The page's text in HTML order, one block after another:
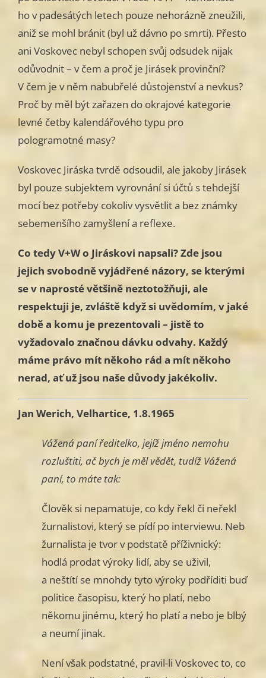
ho v padesátých letech pouze nehorázně zneužili,
aniž se mohl bránit (byl už dávno po smrti). Přesto
ani Voskovec nebyl schopen svůj odsudek nijak
odůvodnit – v čem a proč je Jirásek provinční?
V čem je v něm nabubřelé důstojenství a nevkus?
Proč by měl být zařazen do okrajové kategorie
levné četby kalendářového typu pro
pologramotné masy?
Voskovec Jiráska tvrdě odsoudil, ale jakoby Jirásek
byl pouze subjektem vyrovnání si účtů s tehdejší
mocí bez potřeby cokoliv vysvětlit a bez známky
sebemenšího zamyšlení a reflexe.
Co tedy V+W o Jiráskovi napsali? Zde jsou
jejich svobodně vyjádřené názory, se kterými
se v naprosté většině neztotožňuji, ale
respektuji je, zvláště když si uvědomím, v jaké
době a komu je prezentovali – jistě to
vyžadovalo značnou dávku odvahy. Každý
máme právo mít někoho rád a mít někoho
nerad, ať už jsou naše důvody jakékoliv.
Jan Werich, Velhartice, 1.8.1965
Vážená paní ředitelko, jejíž jméno nemohu
rozluštiti, ač bych je měl vědět, tudíž Vážená
paní, to máte tak:
Člověk si nepamatuje, co kdy řekl či neřekl
žurnalistovi, který se pídí po interviewu. Neb
žurnalista je tvor v podstatě příživnický:
hodlá prodat výroky lidí, aby se uživil,
a neštítí se mnohdy tyto výroky podříditi buď
politice časopisu, který ho platí, nebo
někomu jinému, který ho platí a nebo je blbý
a neumí jinak.
Není však podstatné, pravil-li Voskovec to, co